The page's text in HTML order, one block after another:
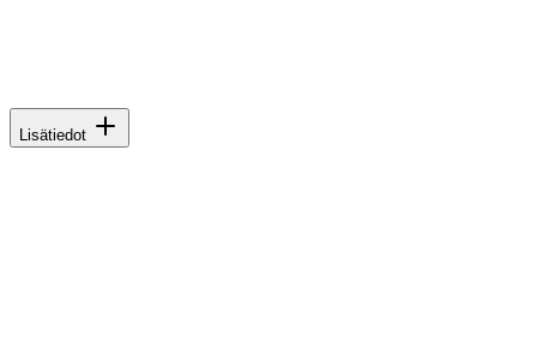
Lisätiedot